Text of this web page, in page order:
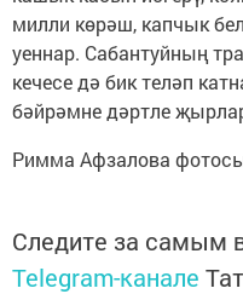
милли көрәш, капчык
уеннар. Сабантуйның
кечесе дә бик теләп
бәйрәмне дәртле
Римма Афзалова
Следите за самым
Telegram-канале